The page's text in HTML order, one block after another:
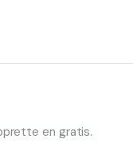
en gratis.